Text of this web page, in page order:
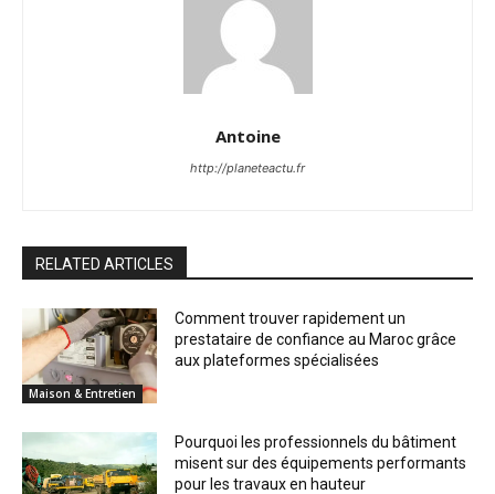
Antoine
http://planeteactu.fr
RELATED ARTICLES
Maison & Entretien
Comment trouver rapidement un
prestataire de confiance au Maroc grâce
aux plateformes spécialisées
Pourquoi les professionnels du bâtiment
misent sur des équipements performants
pour les travaux en hauteur